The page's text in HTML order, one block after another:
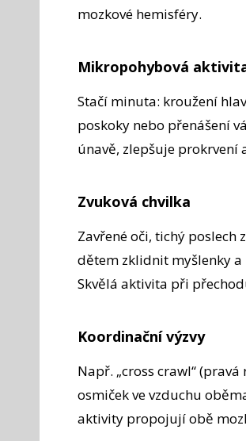
mozkové hemisféry.
Mikropohybová
Stačí minuta: kroužení
poskoky nebo přenášení
únavě, zlepšuje
Zvuková chvilka
Zavřené oči, tichý
dětem zklidnit myšlenky a
Skvělá aktivita při
Koordinační výzvy
Např. „cross crawl“
osmiček ve vzduchu
aktivity propojují obě